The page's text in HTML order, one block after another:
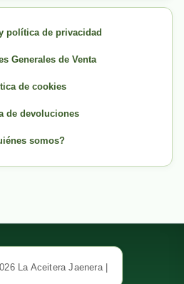
política de privacidad
Generales de Venta
de cookies
de devoluciones
somos?
La Aceitera Jaenera |